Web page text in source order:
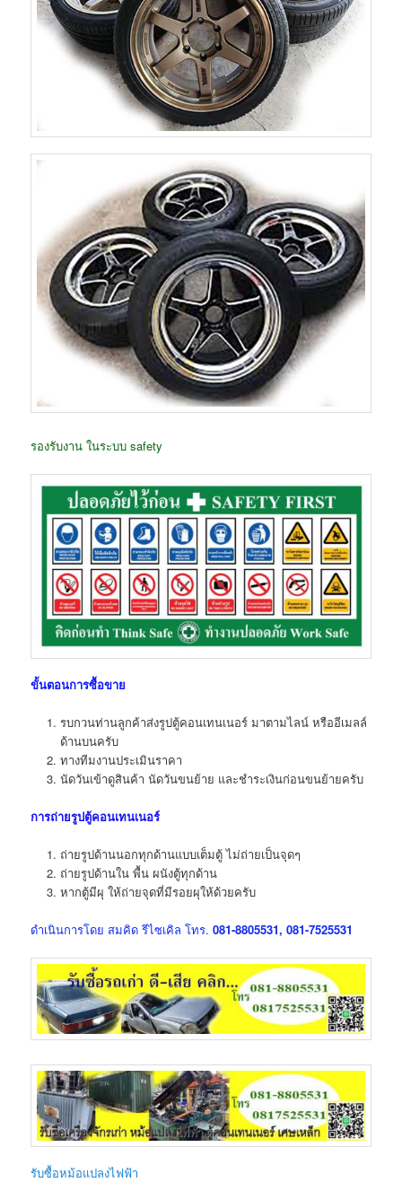
รองรับงาน ในระบบ safety
ขั้นตอนการซื้อขาย
รบกวนท่านลูกค้าส่งรูปตู้คอนเทนเนอร์ มาตามไลน์ หรืออีเมลล์
ด้านบนครับ
ทางทีมงานประเมินราคา
นัดวันเข้าดูสินค้า นัดวันขนย้าย และชำระเงินก่อนขนย้ายครับ
การถ่ายรูปตู้คอนเทนเนอร์
ถ่ายรูปด้านนอกทุกด้านแบบเต็มตู้ ไม่ถ่ายเป็นจุดๆ
ถ่ายรูปด้านใน พื้น ผนังตู้ทุกด้าน
หากตู้มีผุ ให้ถ่ายจุดที่มีรอยผุให้ด้วยครับ
ดำเนินการโดย สมคิด รีไซเคิล โทร.081-8805531, 081-7525531
รับซื้อหม้อแปลงไฟฟ้า